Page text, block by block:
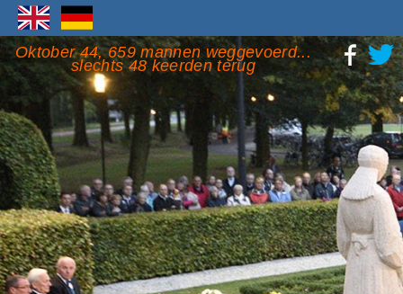
Oktober 44, 659 mannen weggevoerd...
slechts 48 keerden terug